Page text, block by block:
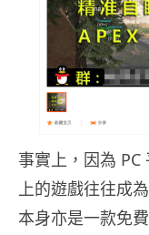
事實上，因為 PC
上的遊戲往往成
本身亦是一款免